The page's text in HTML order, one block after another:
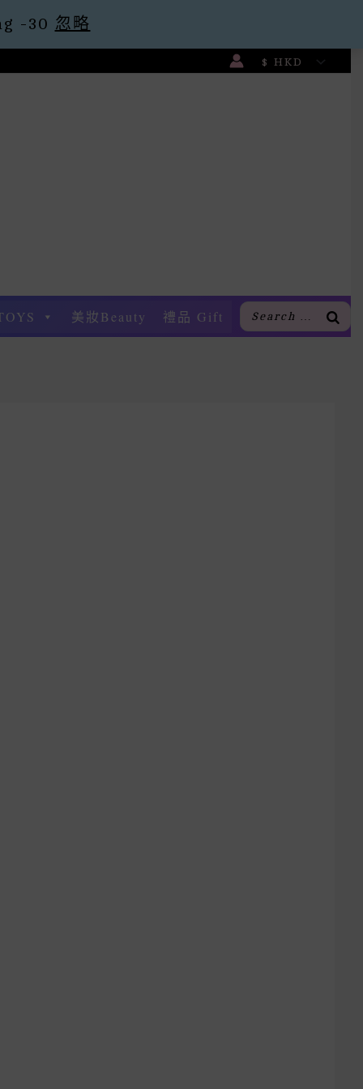
-30 忽略
美妝Beauty 禮品 Gift